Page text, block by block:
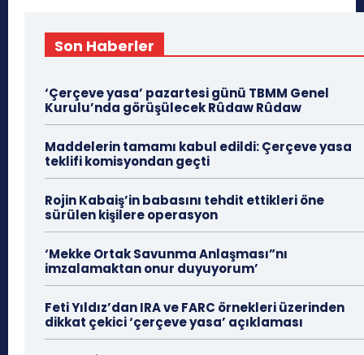
Son Haberler
‘Çerçeve yasa’ pazartesi günü TBMM Genel
Kurulu’nda görüşülecek Rûdaw Rûdaw
Maddelerin tamamı kabul edildi: Çerçeve yasa
teklifi komisyondan geçti
Rojin Kabaiş’in babasını tehdit ettikleri öne
sürülen kişilere operasyon
‘Mekke Ortak Savunma Anlaşması”nı
imzalamaktan onur duyuyorum’
Feti Yıldız’dan IRA ve FARC örnekleri üzerinden
dikkat çekici ‘çerçeve yasa’ açıklaması